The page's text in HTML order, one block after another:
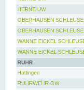
HERNE UW
OBERHAUSEN
OBERHAUSEN
WANNE EICKEL
WANNE EICKEL
RUHR
Hattingen
RUHRWEHR OW